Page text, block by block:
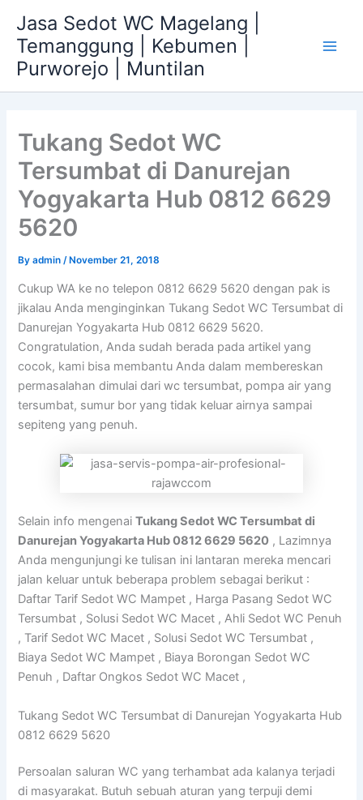
content
Jasa Sedot WC Magelang |
Temanggung | Kebumen |
Purworejo | Muntilan
Tukang Sedot WC
Tersumbat di Danurejan
Yogyakarta Hub 0812 6629
5620
Byadmin/ November 21, 2018
Cukup WA ke no telepon 0812 6629 5620 dengan pak is
jikalau Anda menginginkan Tukang Sedot WC Tersumbat di
Danurejan Yogyakarta Hub 0812 6629 5620.
Congratulation, Anda sudah berada pada artikel yang
cocok, kami bisa membantu Anda dalam membereskan
permasalahan dimulai dari wc tersumbat, pompa air yang
tersumbat, sumur bor yang tidak keluar airnya sampai
sepiteng yang penuh.
Selain info mengenaiTukang Sedot WC Tersumbat di
Danurejan Yogyakarta Hub 0812 6629 5620 , Lazimnya
Anda mengunjungi ke tulisan ini lantaran mereka mencari
jalan keluar untuk beberapa problem sebagai berikut :
Daftar Tarif Sedot WC Mampet , Harga Pasang Sedot WC
Tersumbat , Solusi Sedot WC Macet , Ahli Sedot WC Penuh
, Tarif Sedot WC Macet , Solusi Sedot WC Tersumbat ,
Biaya Sedot WC Mampet , Biaya Borongan Sedot WC
Penuh , Daftar Ongkos Sedot WC Macet ,
Tukang Sedot WC Tersumbat di Danurejan Yogyakarta Hub
0812 6629 5620
Persoalan saluran WC yang terhambat ada kalanya terjadi
di masyarakat. Butuh sebuah aturan yang terpuji demi